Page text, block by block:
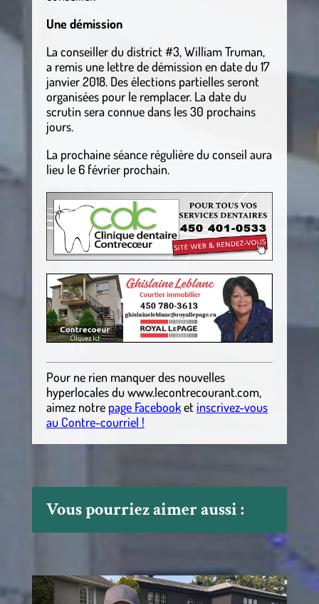
Une démission
La conseiller du district #3, William Truman,
a remis une lettre de démission en date du 17
janvier 2018. Des élections partielles seront
organisées pour le remplacer. La date du
scrutin sera connue dans les 30 prochains
jours.
La prochaine séance régulière du conseil aura
lieu le 6 février prochain.
Pour ne rien manquer des nouvelles
hyperlocalesdu www.lecontrecourant.com,
aimez notre page Facebooket inscrivez-vous
au Contre-courriel !
Vous pourriez aimer aussi :